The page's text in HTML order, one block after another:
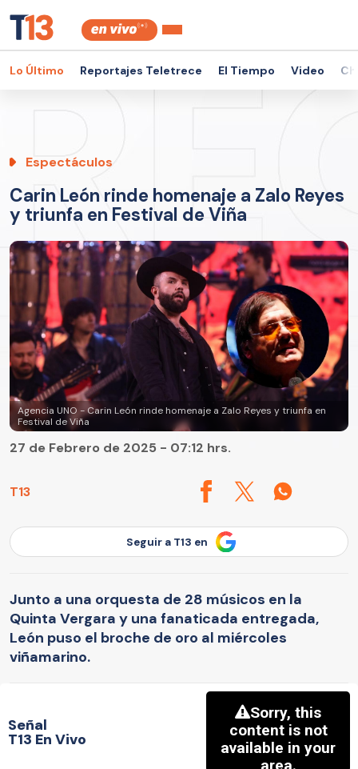
Lo Último Reportajes Teletrece El Tiempo Video
Espectáculos
Carin León rinde homenaje a Zalo Reyes
y triunfa en Festival de Viña
Agencia UNO - Carin León rinde homenaje a Zalo Reyes y triunfa en
Festival de Viña
T13
27 de Febrero de 2025 - 07:12 hrs.
Seguir a T13 en
Junto a una orquesta de 28 músicos en la
Quinta Vergara y una fanaticada entregada,
León puso el broche de oro al miércoles
viñamarino.
Señal
T13 En Vivo